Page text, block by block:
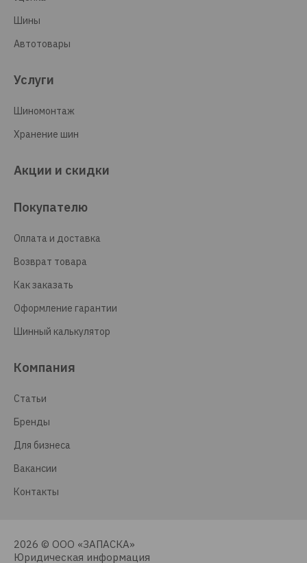
Шины
Автотовары
Услуги
Шиномонтаж
Хранение шин
Акции и скидки
Покупателю
Оплата и доставка
Возврат товара
Как заказать
Оформление гарантии
Шинный калькулятор
Компания
Статьи
Бренды
Для бизнеса
Вакансии
Контакты
2026 © ООО «ЗАПАСКА»
Юридическая информация